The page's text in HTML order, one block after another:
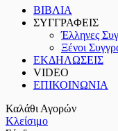
ΒΙΒΛΙΑ
ΣΥΓΓΡΑΦΕΙΣ
Έλληνες
Ξένοι
ΕΚΔΗΛΩΣΕΙΣ
VIDEO
ΕΠΙΚΟΙΝΩΝΙΑ
Καλάθι Αγορών
Κλείσιμο